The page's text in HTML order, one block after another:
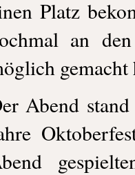
Platz
an
gemacht
Abend